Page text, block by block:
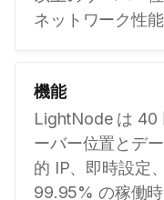
ネットワーク性
機能
LightNode は 40
ーバー位置とデ
的 IP、即時設定
99.95% の稼働